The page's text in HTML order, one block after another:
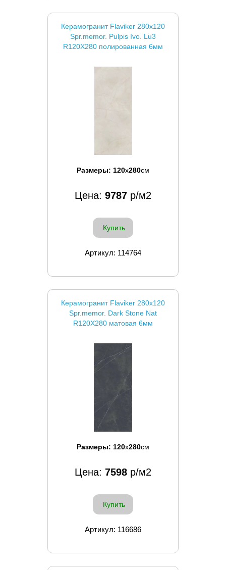
Керамогранит Flaviker 280x120
Spr.memor. Pulpis Ivo. Lu3
R120X280 полированная 6мм
Размеры: 120x280см
Цена: 9787 р/м2
Купить
Артикул: 114764
Керамогранит Flaviker 280x120
Spr.memor. Dark Stone Nat
R120X280 матовая 6мм
Размеры: 120x280см
Цена: 7598 р/м2
Купить
Артикул: 116686